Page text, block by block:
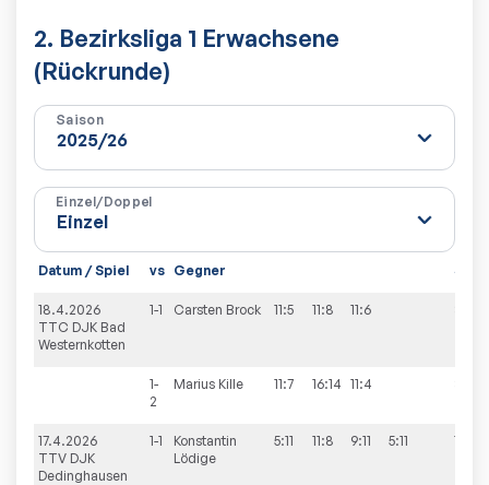
2. Bezirksliga 1 Erwachsene
(Rückrunde)
Saison
Einzel/Doppel
Datum / Spiel vs Gegner
18.4.2026
TTC DJK Bad
Westernkotten
1-1 Carsten Brock 11:5 11:8 11:6
1-
2
Marius Kille 11:7 16:14 11:4
17.4.2026
TTV DJK
Dedinghausen
1-1
Konstantin
Lödige
5:11 11:8 9:11 5:11 1:3